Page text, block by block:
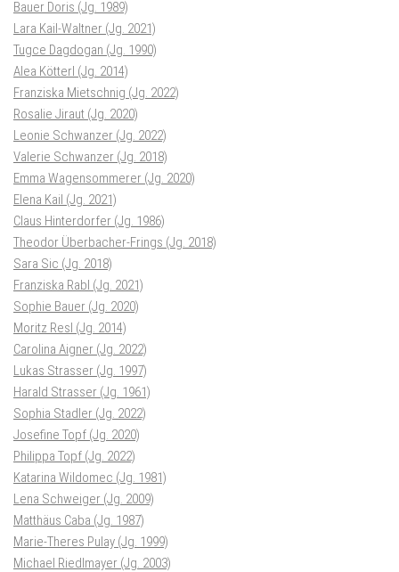
Bauer Doris (Jg. 1989)
Lara Kail-Waltner (Jg. 2021)
Tugce Dagdogan (Jg. 1990)
Alea Kötterl (Jg. 2014)
Franziska Mietschnig (Jg. 2022)
Rosalie Jiraut (Jg. 2020)
Leonie Schwanzer (Jg. 2022)
Valerie Schwanzer (Jg. 2018)
Emma Wagensommerer (Jg. 2020)
Elena Kail (Jg. 2021)
Claus Hinterdorfer (Jg. 1986)
Theodor Überbacher-Frings (Jg. 2018)
Sara Sic (Jg. 2018)
Franziska Rabl (Jg. 2021)
Sophie Bauer (Jg. 2020)
Moritz Resl (Jg. 2014)
Carolina Aigner (Jg. 2022)
Lukas Strasser (Jg. 1997)
Harald Strasser (Jg. 1961)
Sophia Stadler (Jg. 2022)
Josefine Topf (Jg. 2020)
Philippa Topf (Jg. 2022)
Katarina Wildomec (Jg. 1981)
Lena Schweiger (Jg. 2009)
Matthäus Caba (Jg. 1987)
Marie-Theres Pulay (Jg. 1999)
Michael Riedlmayer (Jg. 2003)